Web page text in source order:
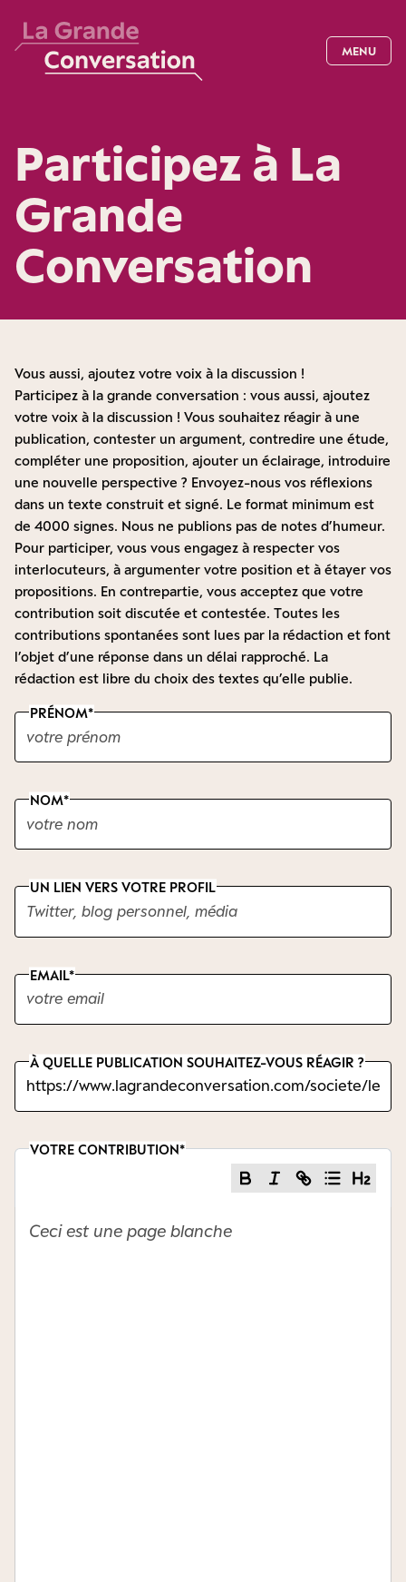
MENU
Participez à La
Grande
Conversation
Vous aussi, ajoutez votre voix à la discussion !
Participez à la grande conversation : vous aussi, ajoutez
votre voix à la discussion ! Vous souhaitez réagir à une
publication, contester un argument, contredire une étude,
compléter une proposition, ajouter un éclairage, introduire
une nouvelle perspective ? Envoyez-nous vos réflexions
dans un texte construit et signé. Le format minimum est
de 4000 signes. Nous ne publions pas de notes d’humeur.
Pour participer, vous vous engagez à respecter vos
interlocuteurs, à argumenter votre position et à étayer vos
propositions. En contrepartie, vous acceptez que votre
contribution soit discutée et contestée. Toutes les
contributions spontanées sont lues par la rédaction et font
l’objet d’une réponse dans un délai rapproché. La
rédaction est libre du choix des textes qu’elle publie.
PRÉNOM
NOM
UN LIEN VERS VOTRE PROFIL
EMAIL
À QUELLE PUBLICATION SOUHAITEZ-VOUS RÉAGIR ?
VOTRE CONTRIBUTION